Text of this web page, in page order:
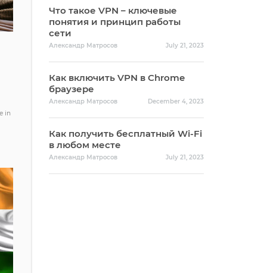
in
Что такое VPN – ключевые
понятия и принцип работы
сети
Александр Матросов July 21, 2023
Как включить VPN в Chrome
браузере
Александр Матросов December 4, 2023
Как получить бесплатный Wi-Fi
в любом месте
Александр Матросов July 21, 2023